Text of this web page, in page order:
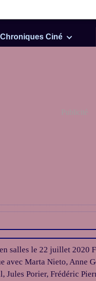
Chroniques Ciné
Publicité
salles le 22 juillet 2020
avec Marta Nieto, Anne
Jules Porier, Frédéric